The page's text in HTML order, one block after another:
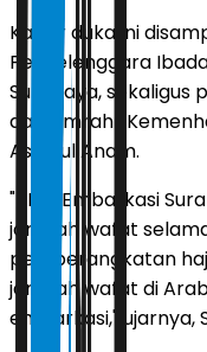
Kabar duka ini
Penyelenggara
Surabaya, sekaligus
dan Umrah
As’adul Anam.
"PPIH Embarkasi
jamaah wafat
pemberangkatan
jamaah wafat di
embarkasi," ujarnya,